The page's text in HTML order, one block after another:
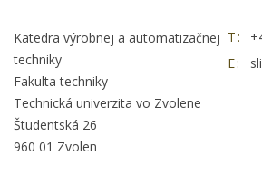
Katedra výrobnej a automatizačnej
techniky
Fakulta techniky
Technická univerzita vo Zvolene
Študentská 26
960 01 Zvolen
T:
E: